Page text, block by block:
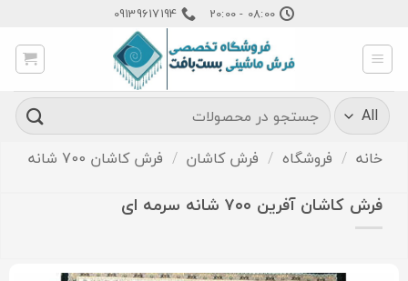
content
08:00 - 20:00
09139617194
جستجو
برای:
خانه / فروشگاه / فرش کاشان / فرش کاشان 700 شانه
فرش کاشان آفرین ۷۰۰ شانه سرمه ای